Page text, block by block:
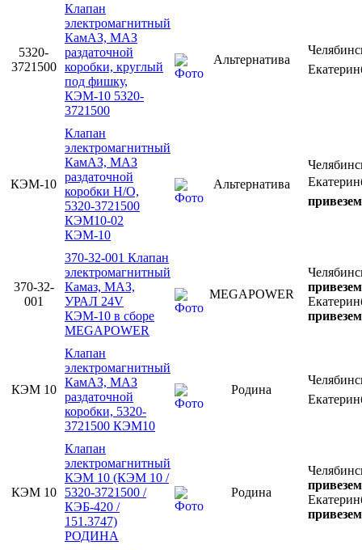
5320-
3721500
Клапан
электромагнитный
КамАЗ, МАЗ
раздаточной
коробки, круглый
под фишку,
КЭМ-10 5320-
3721500
Альтернатива
КЭМ-10
Клапан
электромагнитный
КамАЗ, МАЗ
раздаточной
коробки Н/О,
5320-3721500
КЭМ10-02
КЭМ-10
Альтернатива
370-32-
001
370-32-001 Клапан
электромагнитный
Камаз, МАЗ,
УРАЛ 24V
КЭМ-10 в сборе
MEGAPOWER
MEGAPOWER
КЭМ 10
Клапан
электромагнитный
КамАЗ, МАЗ
раздаточной
коробки, 5320-
3721500 КЭМ10
Родина
КЭМ 10
Клапан
электромагнитный
КЭМ 10 (КЭМ 10 /
5320-3721500 /
КЭБ-420 /
151.3747)
РОДИНА
Родина